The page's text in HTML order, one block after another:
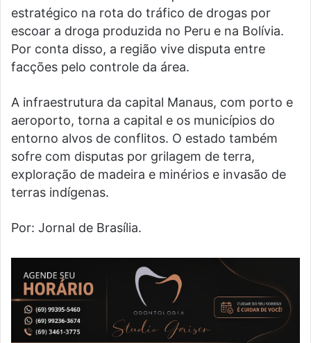
estratégico na rota do tráfico de drogas por
escoar a droga produzida no Peru e na Bolívia.
Por conta disso, a região vive disputa entre
facções pelo controle da área.
A infraestrutura da capital Manaus, com porto e
aeroporto, torna a capital e os municípios do
entorno alvos de conflitos. O estado também
sofre com disputas por grilagem de terra,
exploração de madeira e minérios e invasão de
terras indígenas.
Por: Jornal de Brasília.